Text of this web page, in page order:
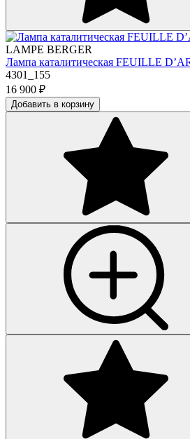
LAMPE BERGER
Лампа каталитическая FEUILLE
4301_155
16 900 ₽
Добавить в корзину